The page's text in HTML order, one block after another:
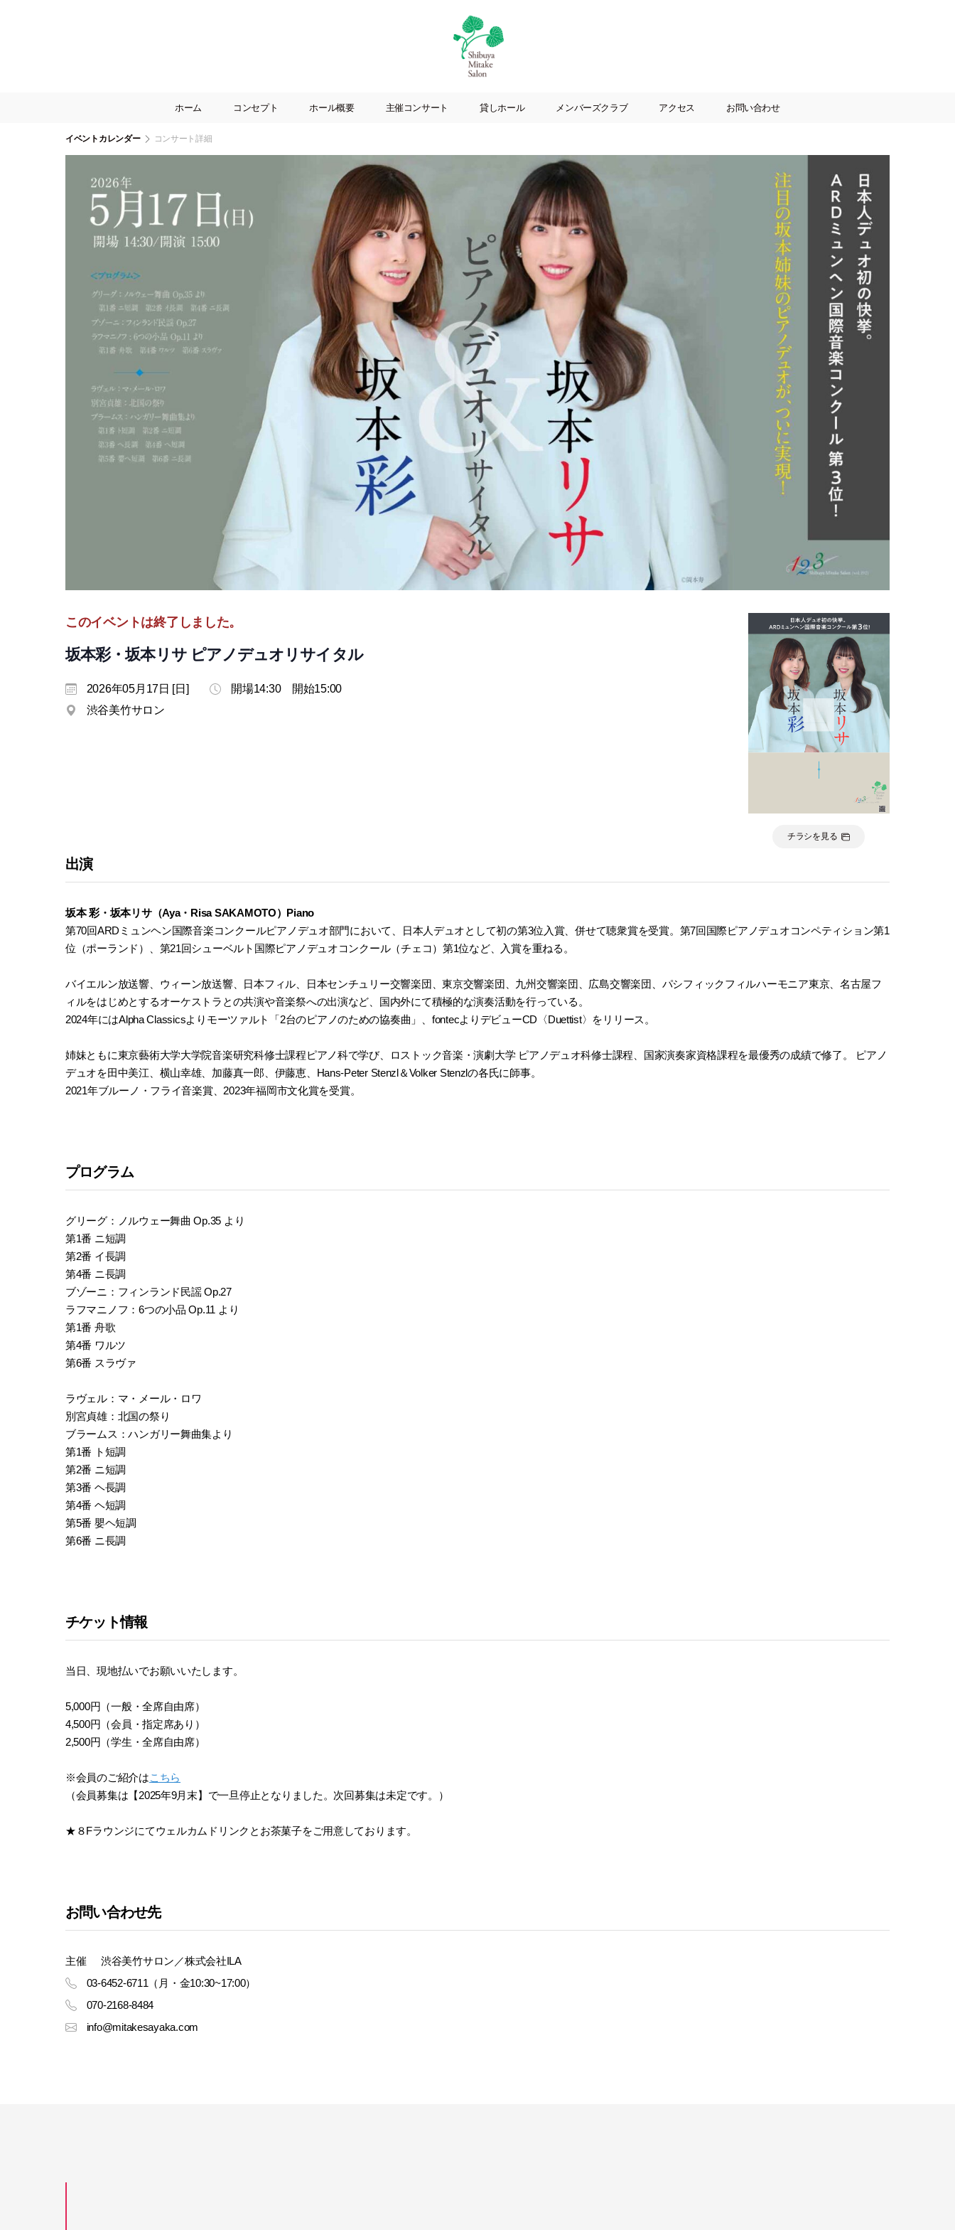
谷
美
駅
徒
歩
3
分
の
和
風
モ
ダ
ン
な
音
楽
サ
ロ
ン
ホーム コンセプト ホール概要 主催コンサート 貸しホール メンバーズクラブ アクセス お問い合わせ
イベントカレンダー コンサート詳細
このイベントは終了しました。
坂本彩・坂本リサ ピアノデュオリサイタル
2026年05月17日 [日]
開場14:30 開始15:00
渋谷美竹サロン
チラシを見る
出演
坂本 彩・坂本リサ（Aya・Risa SAKAMOTO）Piano
第70回ARDミュンヘン国際音楽コンクールピアノデュオ部門において、日本人デュオとして初の第3位入賞、併せて聴衆賞を受賞。第7回国際ピアノデュオコンペティション第1
位（ポーランド）、第21回シューベルト国際ピアノデュオコンクール（チェコ）第1位など、入賞を重ねる。
バイエルン放送響、ウィーン放送響、日本フィル、日本センチュリー交響楽団、東京交響楽団、九州交響楽団、広島交響楽団、パシフィックフィルハーモニア東京、名古屋フ
ィルをはじめとするオーケストラとの共演や音楽祭への出演など、国内外にて積極的な演奏活動を行っている。
2024年にはAlpha Classicsよりモーツァルト「2台のピアノのための協奏曲」、fontecよりデビューCD〈Duettist〉をリリース。
姉妹ともに東京藝術大学大学院音楽研究科修士課程ピアノ科で学び、ロストック音楽・演劇大学 ピアノデュオ科修士課程、国家演奏家資格課程を最優秀の成績で修了。 ピアノ
デュオを田中美江、横山幸雄、加藤真一郎、伊藤恵、Hans-Peter Stenzl＆Volker Stenzlの各氏に師事。
2021年ブルーノ・フライ音楽賞、2023年福岡市文化賞を受賞。
プログラム
グリーグ：ノルウェー舞曲 Op.35 より
第1番 ニ短調
第2番 イ長調
第4番 ニ長調
ブゾーニ：フィンランド民謡 Op.27
ラフマニノフ：6つの小品 Op.11 より
第1番 舟歌
第4番 ワルツ
第6番 スラヴァ
ラヴェル：マ・メール・ロワ
別宮貞雄：北国の祭り
ブラームス：ハンガリー舞曲集より
第1番 ト短調
第2番 ニ短調
第3番 ヘ長調
第4番 ヘ短調
第5番 嬰ヘ短調
第6番 ニ長調
チケット情報
当日、現地払いでお願いいたします。
5,000円（一般・全席自由席）
4,500円（会員・指定席あり）
2,500円（学生・全席自由席）
※会員のご紹介はこちら
（会員募集は【2025年9月末】で一旦停止となりました。次回募集は未定です。）
★８Fラウンジにてウェルカムドリンクとお茶菓子をご用意しております。
お問い合わせ先
主催
渋谷美竹サロン／株式会社ILA
03-6452-6711（月・金10:30~17:00）
070-2168-8484
info@mitakesayaka.com